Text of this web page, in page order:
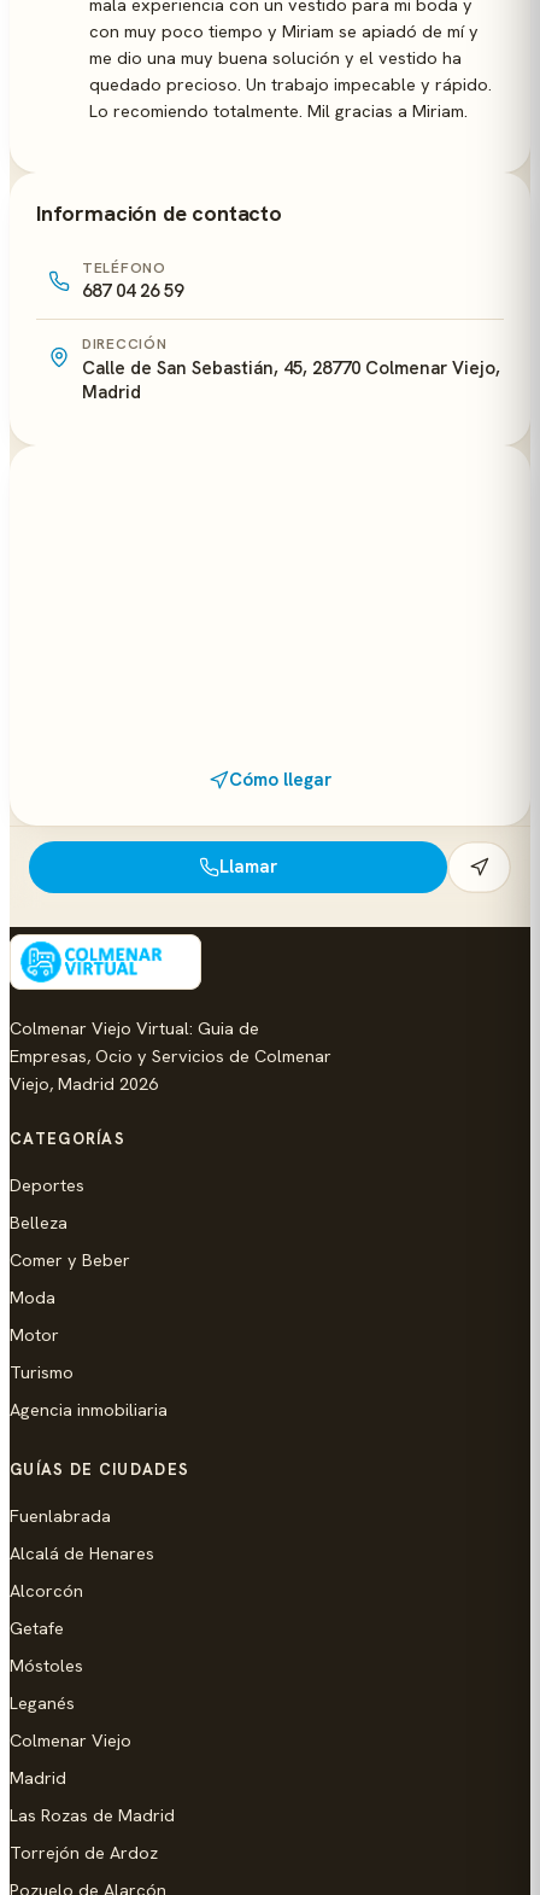
con muy poco tiempo y Miriam se apiadó de mí y
me dio una muy buena solución y el vestido ha
quedado precioso. Un trabajo impecable y rápido.
Lo recomiendo totalmente. Mil gracias a Miriam.
Información de contacto
TELÉFONO
687 04 26 59
DIRECCIÓN
Calle de San Sebastián, 45, 28770 Colmenar Viejo,
Madrid
Cómo llegar
Llamar
Colmenar Viejo Virtual: Guia de
Empresas, Ocio y Servicios de Colmenar
Viejo, Madrid 2026
CATEGORÍAS
Deportes
Belleza
Comer y Beber
Moda
Motor
Turismo
Agencia inmobiliaria
GUÍAS DE CIUDADES
Fuenlabrada
Alcalá de Henares
Alcorcón
Getafe
Móstoles
Leganés
Colmenar Viejo
Madrid
Las Rozas de Madrid
Torrejón de Ardoz
Pozuelo de Alarcón